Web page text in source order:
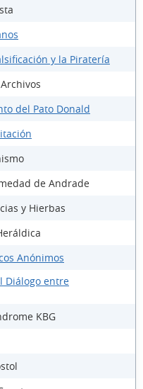
y la Piratería
del Pato Donald
de Andrade
y Hierbas
Anónimos
Diálogo entre
KBG